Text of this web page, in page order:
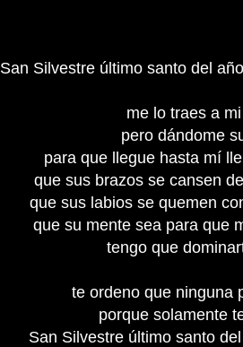
San Silvestre último santo del
me lo traes a
pero dándome
para que llegue hasta mí
que sus brazos se cansen
que sus labios se quemen
que su mente sea para que
tengo que
te ordeno que ninguna
porque solamente
San Silvestre último santo